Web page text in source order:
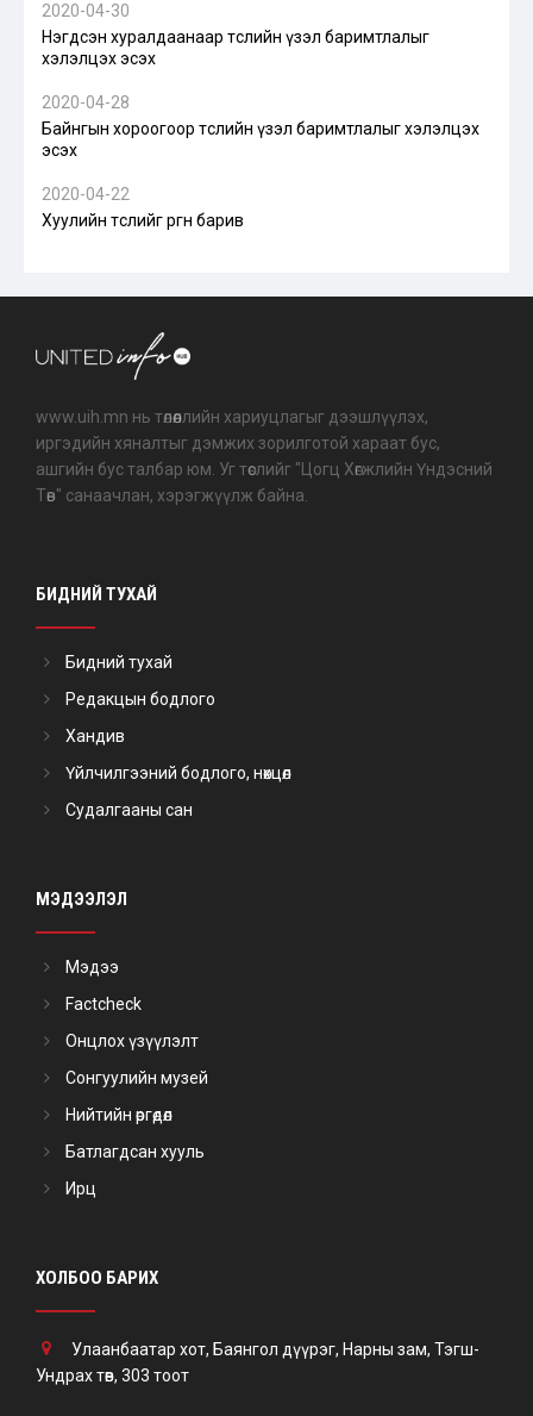
2020-04-30
Нэгдсэн хуралдаанаар төслийн үзэл баримтлалыг
хэлэлцэх эсэх
2020-04-28
Байнгын хороогоор төслийн үзэл баримтлалыг хэлэлцэх
эсэх
2020-04-22
Хуулийн төслийг өргөн барив
www.uih.mn нь төлөөллийн хариуцлагыг дээшлүүлэх,
иргэдийн хяналтыг дэмжих зорилготой хараат бус,
ашгийн бус талбар юм. Уг төслийг "Цогц Хөгжлийн Үндэсний
Төв" санаачлан, хэрэгжүүлж байна.
БИДНИЙ ТУХАЙ
Бидний тухай
Редакцын бодлого
Хандив
Үйлчилгээний бодлого, нөхцөл
Судалгааны сан
МЭДЭЭЛЭЛ
Мэдээ
Factcheck
Онцлох үзүүлэлт
Сонгуулийн музей
Нийтийн өргөдөл
Батлагдсан хууль
Ирц
ХОЛБОО БАРИХ
Улаанбаатар хот, Баянгол дүүрэг, Нарны зам, Тэгш-
Ундрах төв, 303 тоот